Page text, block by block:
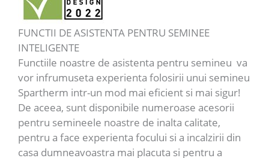
FUNCTII DE ASISTENTA PENTRU SEMINEE
INTELIGENTE
Functiile noastre de asistenta pentru semineu va
vor infrumuseta experienta folosirii unui semineu
Spartherm intr-un mod mai eficient si mai sigur!
De aceea, sunt disponibile numeroase acesorii
pentru semineele noastre de inalta calitate,
pentru a face experienta focului si a incalzirii din
casa dumneavoastra mai placuta si pentru a